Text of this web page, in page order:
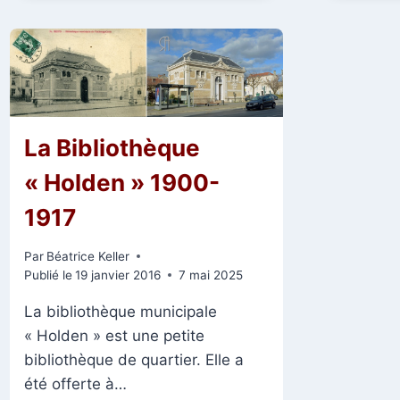
TSAR,
SEPTEMBRE
1901
La Bibliothèque
« Holden » 1900-
1917
Par Béatrice Keller
Publié le 19 janvier 2016 7 mai 2025
La bibliothèque municipale
« Holden » est une petite
bibliothèque de quartier. Elle a
été offerte à…